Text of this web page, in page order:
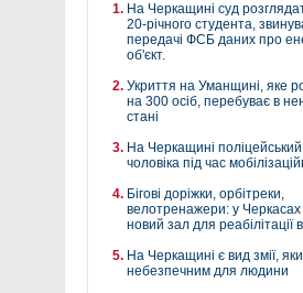
На Черкащині суд
20-річного студента,
передачі ФСБ даних про
об'єкт.
Укриття на Уманщині, яке
на 300 осіб, перебуває в
стані
На Черкащині
чоловіка під час
Бігові доріжки, орбітреки,
велотренажери: у Черкасах
новий зал для реабілітації
На Черкащині є вид змії,
небезпечним для людини